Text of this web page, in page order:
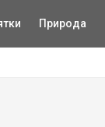
Природа